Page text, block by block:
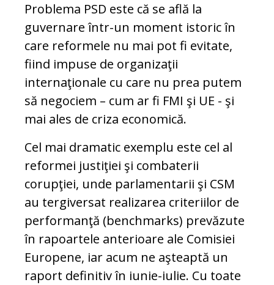
Problema PSD este că se află la
guvernare într-un moment istoric în
care reformele nu mai pot fi evitate,
fiind impuse de organizaţii
internaţionale cu care nu prea putem
să negociem – cum ar fi FMI şi UE - şi
mai ales de criza economică.
Cel mai dramatic exemplu este cel al
reformei justiţiei şi combaterii
corupţiei, unde parlamentarii şi CSM
au tergiversat realizarea criteriilor de
performanţă (benchmarks) prevăzute
în rapoartele anterioare ale Comisiei
Europene, iar acum ne aşteaptă un
raport definitiv în iunie-iulie. Cu toate